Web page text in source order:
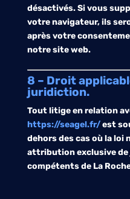
désactivés. Si vous
votre navigateur, ils
après votre
notre site web.
8 – Droit
juridiction.
Tout litige en relation
https://seagel.fr/est
dehors des cas où la loi
attribution exclusive
compétents de La